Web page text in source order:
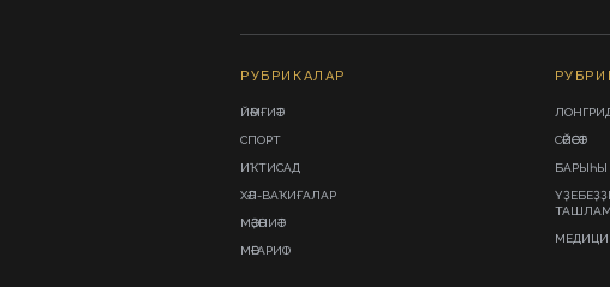
РУБРИКАЛАР
ЙӘМҒИӘТ
СПОРТ
ИҠТИСАД
ХӘЛ-ВАҠИҒАЛАР
МӘҘӘНИӘТ
МӘҒАРИФ
СӘЙӘСӘТ
БАРЫҺЫ